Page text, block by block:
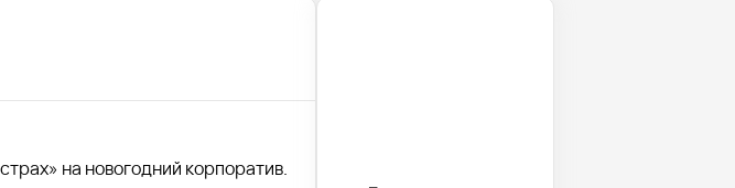
на новогодний корпоратив.